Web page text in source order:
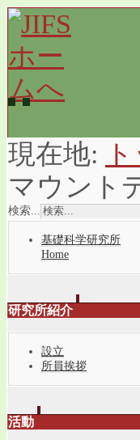
現在地:
マウント
検索...
基礎科学研究所
Home
研究所紹介
設立
所員挨拶
活動